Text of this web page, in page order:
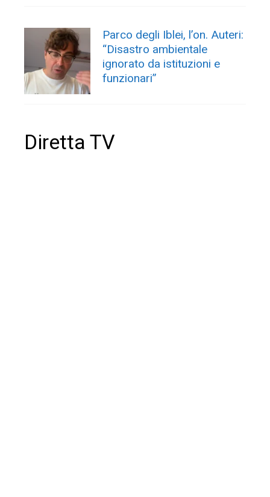
Parco degli Iblei, l’on. Auteri:
“Disastro ambientale
ignorato da istituzioni e
funzionari”
Diretta TV